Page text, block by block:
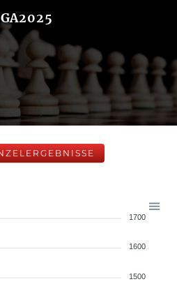
1700
1600
1500